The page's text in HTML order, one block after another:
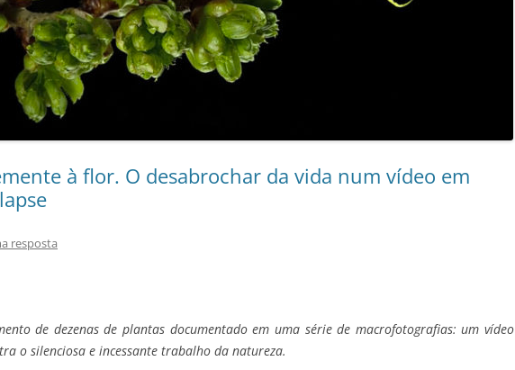
à flor. O desabrochar da vida num vídeo em
resposta
de dezenas de plantas documentado em uma série de macrofotografias: um vídeo
o silenciosa e incessante trabalho da natureza.